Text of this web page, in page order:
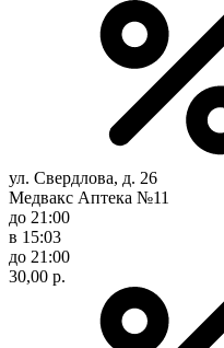
ул. Свердлова, д. 26
Медвакс Аптека №11
до 21:00
в 15:03
до 21:00
30,00 р.